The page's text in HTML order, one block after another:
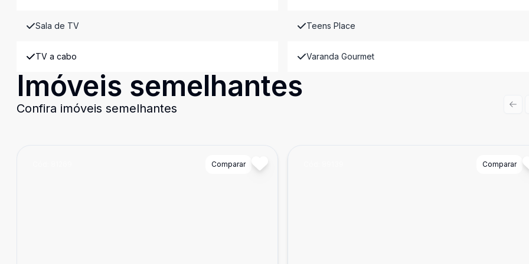
Sala de TV Teens Place
TV a cabo Varanda Gourmet
Imóveis semelhantes
Confira imóveis semelhantes
Comparar Comparar